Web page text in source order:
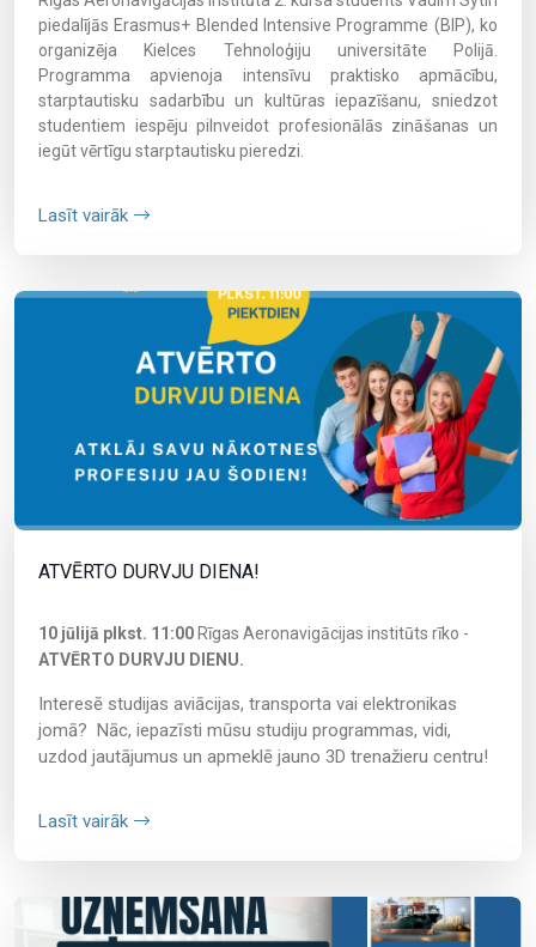
piedalījās Erasmus+ Blended Intensive Programme (BIP), ko
organizēja Kielces Tehnoloģiju universitāte Polijā.
Programma apvienoja intensīvu praktisko apmācību,
starptautisku sadarbību un kultūras iepazīšanu, sniedzot
studentiem iespēju pilnveidot profesionālās zināšanas un
iegūt vērtīgu starptautisku pieredzi.
Lasīt vairāk
ATVĒRTO DURVJU DIENA!
10 jūlijā plkst. 11:00 Rīgas Aeronavigācijas institūts rīko -
ATVĒRTO DURVJU DIENU.
Interesē studijas aviācijas, transporta vai elektronikas
jomā? Nāc, iepazīsti mūsu studiju programmas, vidi,
uzdod jautājumus un apmeklē jauno 3D trenažieru centru!
Lasīt vairāk